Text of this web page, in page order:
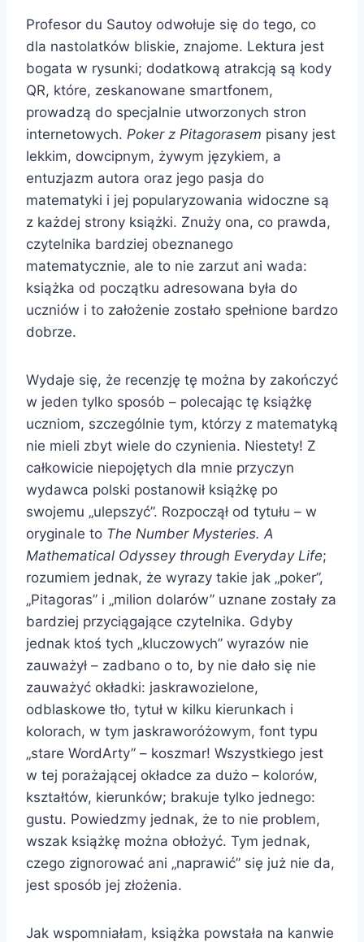
Profesor du Sautoy odwołuje się do tego, co
dla nastolatków bliskie, znajome. Lektura jest
bogata w rysunki; dodatkową atrakcją są kody
QR, które, zeskanowane smartfonem,
prowadzą do specjalnie utworzonych stron
internetowych. Poker z Pitagorasem pisany jest
lekkim, dowcipnym, żywym językiem, a
entuzjazm autora oraz jego pasja do
matematyki i jej popularyzowania widoczne są
z każdej strony książki. Znuży ona, co prawda,
czytelnika bardziej obeznanego
matematycznie, ale to nie zarzut ani wada:
książka od początku adresowana była do
uczniów i to założenie zostało spełnione bardzo
dobrze.
Wydaje się, że recenzję tę można by zakończyć
w jeden tylko sposób – polecając tę książkę
uczniom, szczególnie tym, którzy z matematyką
nie mieli zbyt wiele do czynienia. Niestety! Z
całkowicie niepojętych dla mnie przyczyn
wydawca polski postanowił książkę po
swojemu „ulepszyć”. Rozpoczął od tytułu – w
oryginale to The Number Mysteries. A
Mathematical Odyssey through Everyday Life;
rozumiem jednak, że wyrazy takie jak „poker”,
„Pitagoras” i „milion dolarów” uznane zostały za
bardziej przyciągające czytelnika. Gdyby
jednak ktoś tych „kluczowych” wyrazów nie
zauważył – zadbano o to, by nie dało się nie
zauważyć okładki: jaskrawozielone,
odblaskowe tło, tytuł w kilku kierunkach i
kolorach, w tym jaskraworóżowym, font typu
„stare WordArty” – koszmar! Wszystkiego jest
w tej porażającej okładce za dużo – kolorów,
kształtów, kierunków; brakuje tylko jednego:
gustu. Powiedzmy jednak, że to nie problem,
wszak książkę można obłożyć. Tym jednak,
czego zignorować ani „naprawić” się już nie da,
jest sposób jej złożenia.
Jak wspomniałam, książka powstała na kanwie